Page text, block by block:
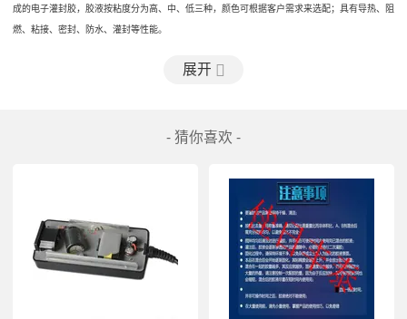
成的电子灌封胶，胶液按粘度分为高、中、低三种，颜色可根据客户需求来选配；具有导热、阻
燃、粘接、密封、 防水、 灌封等性能。
操作简单方便：可选择人工施胶或机械施胶；无需使用其它底涂剂；粘接材料广泛，可以应用
PC(Poly-carbonate)、ABS、PP、PVC等材料及金属类的表面
展开
- 猜你喜欢 -